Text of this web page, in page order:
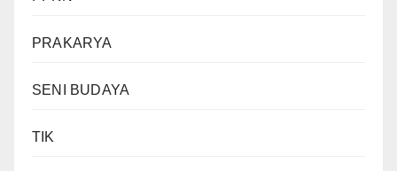
PRAKARYA
SENI BUDAYA
TIK